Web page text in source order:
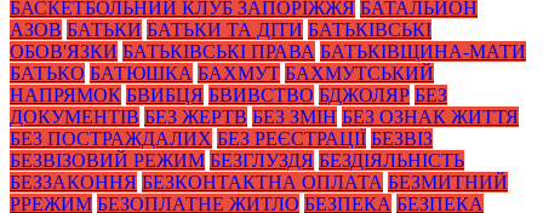
БАСКЕТБОЛЬНИЙ КЛУБ ЗАПОРІЖЖЯ БАТАЛЬЙОН
АЗОВ БАТЬКИ БАТЬКИ ТА ДІТИ БАТЬКІВСЬКІ
ОБОВ'ЯЗКИ БАТЬКІВСЬКІ ПРАВА БАТЬКІВЩИНА-МАТИ
БАТЬКО БАТЮШКА БАХМУТ БАХМУТСЬКИЙ
НАПРЯМОК БВИБЦЯ БВИВСТВО БДЖОЛЯР БЕЗ
ДОКУМЕНТІВ БЕЗ ЖЕРТВ БЕЗ ЗМІН БЕЗ ОЗНАК ЖИТТЯ
БЕЗ ПОСТРАЖДАЛИХ БЕЗ РЕЄСТРАЦІЇ БЕЗВІЗ
БЕЗВІЗОВИЙ РЕЖИМ БЕЗГЛУЗДЯ БЕЗДІЯЛЬНІСТЬ
БЕЗЗАКОННЯ БЕЗКОНТАКТНА ОПЛАТА БЕЗМИТНИЙ
РРЕЖИМ БЕЗОПЛАТНЕ ЖИТЛО БЕЗПЕКА БЕЗПЕКА